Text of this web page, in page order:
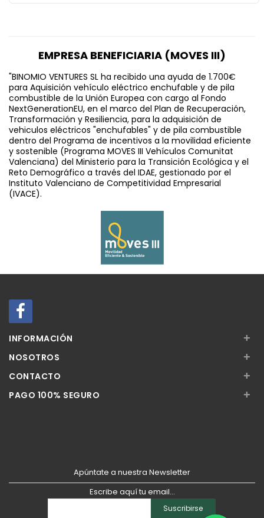
EMPRESA BENEFICIARIA (MOVES III)
"BINOMIO VENTURES SL ha recibido una ayuda de 1.700€
para Aquisición vehículo eléctrico enchufable y de pila
combustible de la Unión Europea con cargo al Fondo
NextGenerationEU, en el marco del Plan de Recuperación,
Transformación y Resiliencia, para la adquisición de
vehiculos eléctricos "enchufables" y de pila combustible
dentro del Programa de incentivos a la movilidad eficiente
y sostenible (Programa MOVES III Vehículos Comunitat
Valenciana) del Ministerio para la Transición Ecológica y el
Reto Demográfico a través del IDAE, gestionado por el
Instituto Valenciano de Competitividad Empresarial
(IVACE).
INFORMACIÓN +
NOSOTROS +
CONTACTO +
PAGO 100% SEGURO +
Apúntate a nuestra Newsletter
Escribe aquí tu email...
Suscribirse